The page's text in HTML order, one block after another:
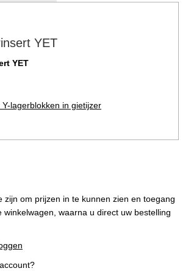
YET
YET
Y-lagerblokken in gietijzer
zijn om prijzen in te kunnen zien en toegang
winkelwagen, waarna u direct uw bestelling